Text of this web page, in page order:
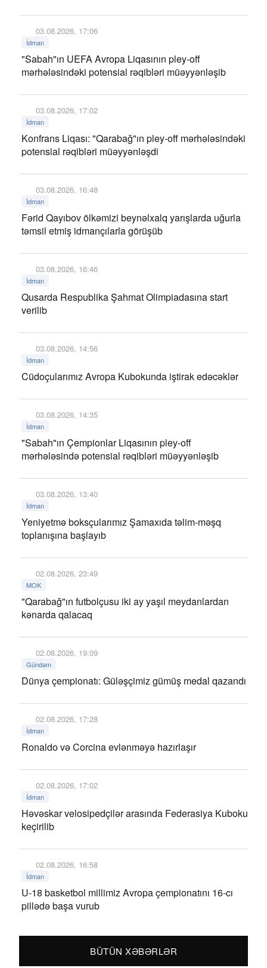
03.08.2026, 17:06
İdman
"Sabah"ın UEFA Avropa Liqasının pley-off
mərhələsindəki potensial rəqibləri müəyyənləşib
03.08.2026, 17:02
İdman
Konfrans Liqası: "Qarabağ"ın pley-off mərhələsindəki
potensial rəqibləri müəyyənləşdi
03.08.2026, 16:48
İdman
Fərid Qayıbov ölkəmizi beynəlxalq yarışlarda uğurla
təmsil etmiş idmançılarla görüşüb
03.08.2026, 16:46
İdman
Qusarda Respublika Şahmat Olimpiadasına start
verilib
03.08.2026, 14:56
İdman
Cüdoçularımız Avropa Kubokunda iştirak edəcəklər
03.08.2026, 14:35
İdman
"Sabah"ın Çempionlar Liqasının pley-off
mərhələsində potensial rəqibləri müəyyənləşib
03.08.2026, 13:40
İdman
Yeniyetmə boksçularımız Şamaxıda təlim-məşq
toplanışına başlayıb
02.08.2026, 23:49
MOK
"Qarabağ"ın futbolçusu iki ay yaşıl meydanlardan
kənarda qalacaq
02.08.2026, 19:09
Gündəm
Dünya çempionatı: Güləşçimiz gümüş medal qazandı
02.08.2026, 17:28
İdman
Ronaldo və Corcina evlənməyə hazırlaşır
02.08.2026, 17:02
İdman
Həvəskar velosipedçilər arasında Federasiya Kuboku
keçirilib
02.08.2026, 16:58
İdman
U-18 basketbol millimiz Avropa çempionatını 16-cı
pillədə başa vurub
BÜTÜN XƏBƏRLƏR